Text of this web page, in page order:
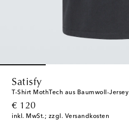
Satisfy
T-Shirt MothTech aus Baumwoll-Jersey
€ 120
original price
inkl. MwSt.; zzgl. Versandkosten